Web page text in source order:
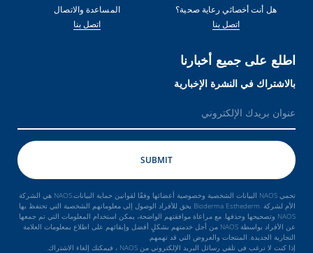
هل أنت أخصائي رعاية صحية؟
اتصل بنا
المساعدة والاتصال
اتصل بنا
اطلع على جميع أخبارنا
بالاشتراك في النشرة الإخبارية
تحمي NAOS البيانات الشخصية وخصوصية أعضائها وفقًا لقوانين حماية البيانات.NAOS هي الشركة
الأم لشركة .Bioderma Esthederm يحق للأفراد الوصول إلى معلوماتهم الشخصية التي تحتفظ بها
NAOS وتصحيحها وحذفها. مع مراعاة موافقتهم الواضحة، يمكن استخدام المعلومات التي تم جمعها
عن الأفراد بواسطة NAOS من أجل خدمتهم بشكلٍ أفضل وإبقائهم على اطلاع بمعلومات العلامة
التجارية الجديدة, المنتجات والعروض التي قد تهمهم.
إذا كنت لا ترغب في تلقي رسائل البريد الإلكتروني من NAOS ، فيمكنك إلغاء الاشتراك.